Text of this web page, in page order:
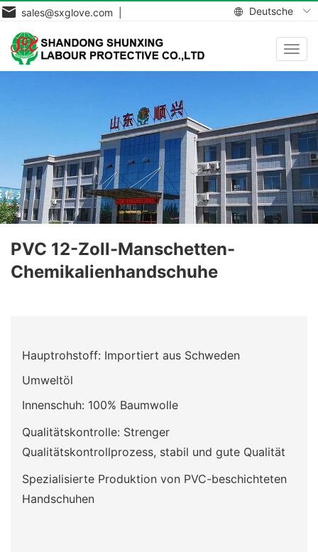
Deutsche
sales@sxglove.com |
PVC 12-Zoll-Manschetten-
Chemikalienhandschuhe
Hauptrohstoff: Importiert aus Schweden
Umweltöl
Innenschuh: 100% Baumwolle
Qualitätskontrolle: Strenger
Qualitätskontrollprozess, stabil und gute Qualität
Spezialisierte Produktion von PVC-beschichteten
Handschuhen